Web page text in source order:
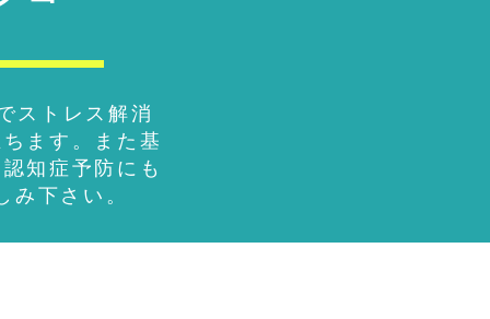
ストレス解消
ます。また基
知症予防にも
み下さい。